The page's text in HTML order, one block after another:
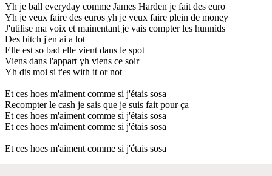
Yh je ball everyday comme James Harden je fait des euro
Yh je veux faire des euros yh je veux faire plein de money
J'utilise ma voix et mainentant je vais compter les hunnids
Des bitch j'en ai a lot
Elle est so bad elle vient dans le spot
Viens dans l'appart yh viens ce soir
Yh dis moi si t'es with it or not
Et ces hoes m'aiment comme si j'étais sosa
Recompter le cash je sais que je suis fait pour ça
Et ces hoes m'aiment comme si j'étais sosa
Et ces hoes m'aiment comme si j'étais sosa
Et ces hoes m'aiment comme si j'étais sosa